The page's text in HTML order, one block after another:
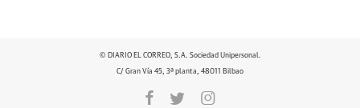
© DIARIO EL CORREO, S.A. Sociedad Unipersonal.
C/ Gran Vía 45, 3ª planta, 48011 Bilbao